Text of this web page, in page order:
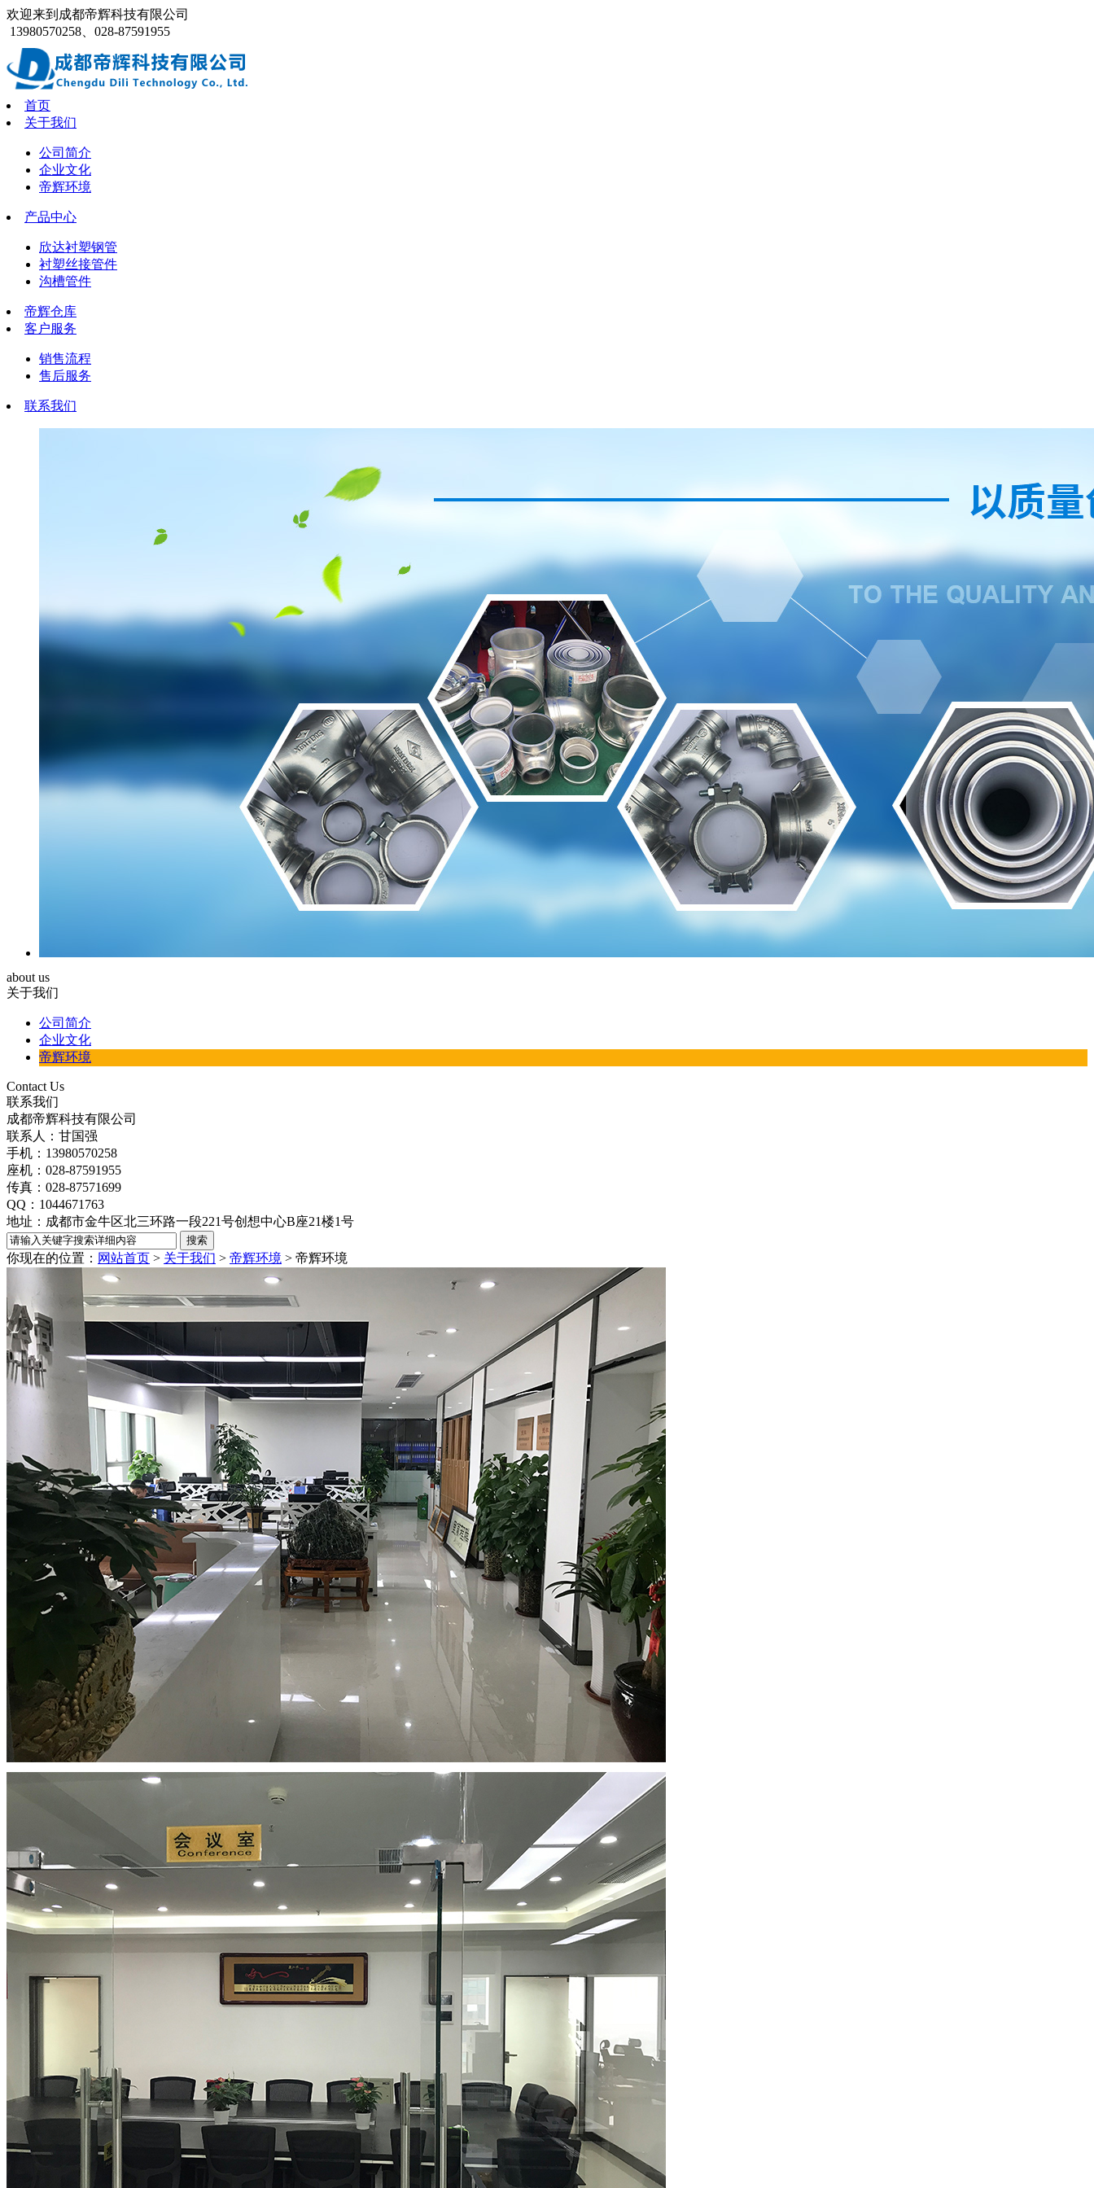
欢迎来到成都帝辉科技有限公司
13980570258、028-87591955
首页
关于我们
公司简介
企业文化
帝辉环境
产品中心
欣达衬塑钢管
衬塑丝接管件
沟槽管件
帝辉仓库
客户服务
销售流程
售后服务
联系我们
about us
关于我们
公司简介
企业文化
帝辉环境
Contact Us
联系我们
成都帝辉科技有限公司
联系人：甘国强
手机：13980570258
座机：028-87591955
传真：028-87571699
QQ：1044671763
地址：成都市金牛区北三环路一段221号创想中心B座21楼1号
你现在的位置： 网站首页 > 关于我们 > 帝辉环境 > 帝辉环境